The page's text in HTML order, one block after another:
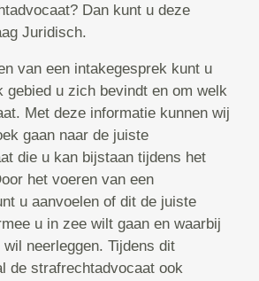
Dan kunt u deze
Juridisch.
van een intakegesprek kunt u
gebied u zich bevindt en om welk
Met deze informatie kunnen wij
gaan naar de juiste
die u kan bijstaan tijdens het
het voeren van een
u aanvoelen of dit de juiste
u in zee wilt gaan en waarbij
neerleggen. Tijdens dit
de strafrechtadvocaat ook